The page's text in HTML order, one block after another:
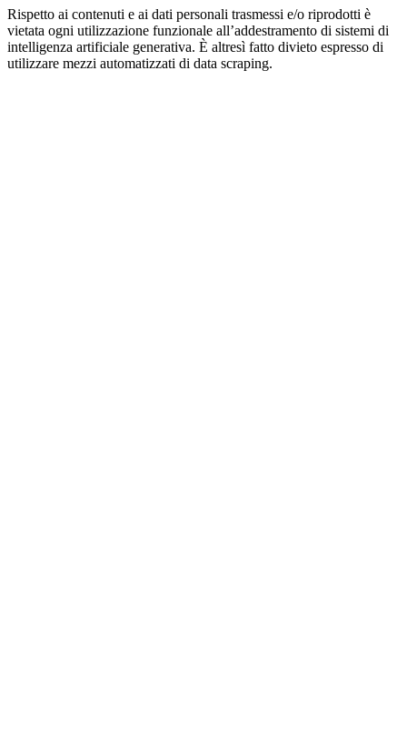
Rispetto ai contenuti e ai dati personali trasmessi e/o riprodotti è
vietata ogni utilizzazione funzionale all’addestramento di sistemi di
intelligenza artificiale generativa. È altresì fatto divieto espresso di
utilizzare mezzi automatizzati di data scraping.